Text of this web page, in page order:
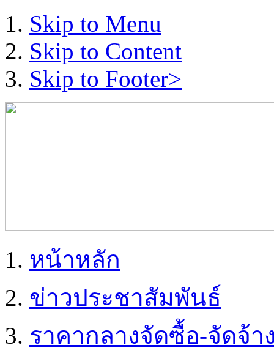
Skip to Menu
Skip to Content
Skip to Footer>
หน้าหลัก
ข่าวประชาสัมพันธ์
ราคากลางจัดซื้อ-จัดจ้า